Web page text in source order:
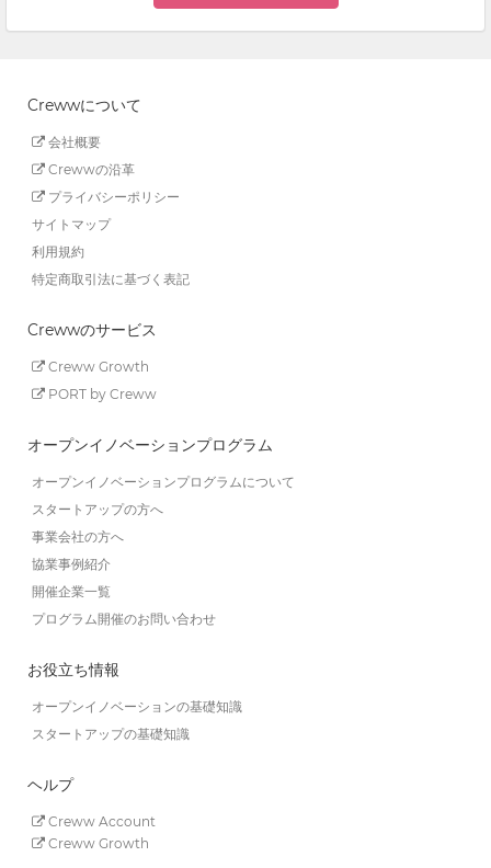
Crewwについて
会社概要
Crewwの沿革
プライバシーポリシー
サイトマップ
利用規約
特定商取引法に基づく表記
Crewwのサービス
Creww Growth
PORT by Creww
オープンイノベーションプログラム
オープンイノベーションプログラムについて
スタートアップの方へ
事業会社の方へ
協業事例紹介
開催企業一覧
プログラム開催のお問い合わせ
お役立ち情報
オープンイノベーションの基礎知識
スタートアップの基礎知識
ヘルプ
Creww Account
Creww Growth